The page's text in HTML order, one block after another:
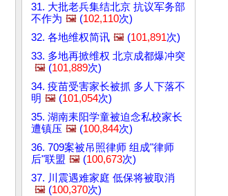
31. 大批老兵集结北京 抗议军务部
不作为 🖼️ (102,110次)
32. 各地维权简讯 🖼️ (101,891次)
33. 多地再掀维权 北京成都爆冲突
🖼️ (101,889次)
34. 疫苗受害家长被抓 多人下落不
明 🖼️ (101,054次)
35. 湖南耒阳学童被迫念私校家长
遭镇压 🖼️ (100,844次)
36. 709案被吊照律师 组成"律师
后"联盟 🖼️ (100,673次)
37. 川震遇难家庭 低保将被取消
🖼️ (100,370次)